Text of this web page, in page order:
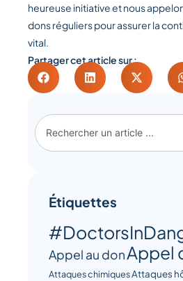
heureuse initiative et nous
dons réguliers pour assurer la
vital.
Partager cet article sur :
Étiquettes
Appel au donAppel
Attaques chimiquesAttaques